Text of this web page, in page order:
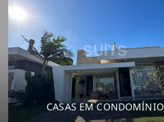
CASAS EM CONDOMÍNIO